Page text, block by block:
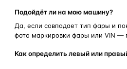
Подойдёт ли на мою машину?
Да, если совпадает тип фары и
фото маркировки фары или VIN —
Как определить левый или